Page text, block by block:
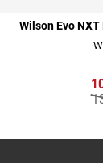
Wilson Evo